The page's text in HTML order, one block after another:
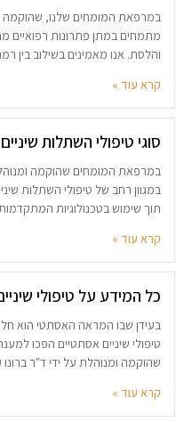
במרפאת המומחים שלנו, שהוקמה
מתמחים במתן פתרונות רפואיים
והלסת. אנו מאמינים בשילוב בין
קרא עוד »
סוגי טיפולי השתלות שיניים
במרפאת המומחים שהוקמה
במגוון רחב של טיפולי השתלות
תוך שימוש בטכנולוגיות
קרא עוד »
כל המידע על טיפולי
בעידן שבו המראה האסתטי הוא
טיפולי שיניים אסתטיים הפכו
שהוקמה ומנוהלת על ידי ד"ר ברונו
קרא עוד »